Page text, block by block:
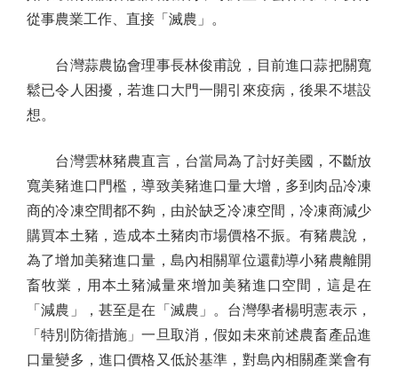
從事農業工作、直接「滅農」。
台灣蒜農協會理事長林俊甫說，目前進口蒜把關寬
鬆已令人困擾，若進口大門一開引來疫病，後果不堪設
想。
台灣雲林豬農直言，台當局為了討好美國，不斷放
寬美豬進口門檻，導致美豬進口量大增，多到肉品冷凍
商的冷凍空間都不夠，由於缺乏冷凍空間，冷凍商減少
購買本土豬，造成本土豬肉市場價格不振。有豬農說，
為了增加美豬進口量，島內相關單位還勸導小豬農離開
畜牧業，用本土豬減量來增加美豬進口空間，這是在
「減農」，甚至是在「滅農」。台灣學者楊明憲表示，
「特別防衛措施」一旦取消，假如未來前述農畜產品進
口量變多，進口價格又低於基準，對島內相關產業會有